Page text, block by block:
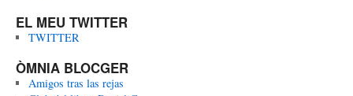
EL MEU TWITTER
TWITTER
ÒMNIA BLOCGER
Amigos tras las rejas